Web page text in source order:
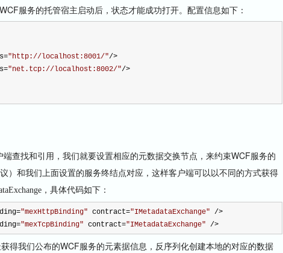
服务的托管宿主启动后，状态才能成功打开。配置信息如下：
="http://localhost:8001/"/>
="net.tcp://localhost:8002/"/>
查找和引用，我们就要设置相应的元数据交换节点，来约束WCF服务的
）和我们上面设置的服务终结点对应，这样客户端可以以不同的方式获得
， 具体代码如下：
="mexHttpBinding" contract="IMetadataExchange" />
="mexTcpBinding" contract="IMetadataExchange" />
得我们公布的WCF服务的元素据信息，反序列化创建本地的对应的数据